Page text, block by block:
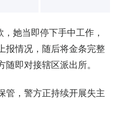
+11
她当即停下手中工作，
报情况，随后将金条完整
即对接辖区派出所。
管，警方正持续开展失主